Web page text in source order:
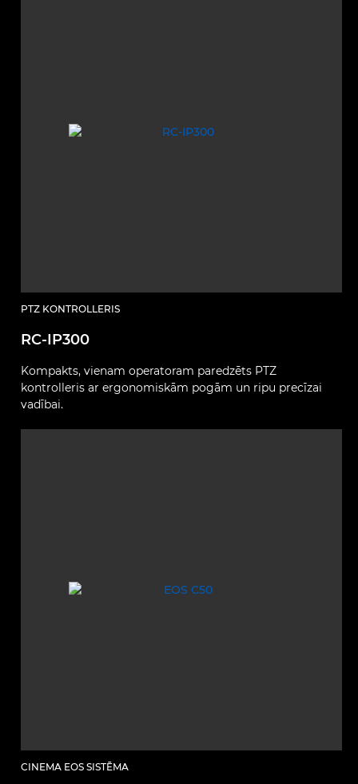
PTZ KONTROLLERIS
RC-IP300
Kompakts, vienam operatoram paredzēts PTZ
kontrolleris ar ergonomiskām pogām un ripu precīzai
vadībai.
CINEMA EOS SISTĒMA